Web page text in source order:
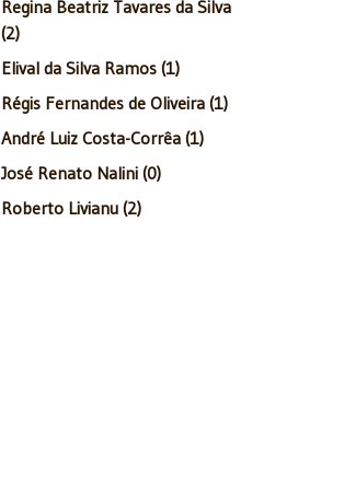
Regina Beatriz Tavares da Silva
(2)
Elival da Silva Ramos (1)
Régis Fernandes de Oliveira (1)
André Luiz Costa-Corrêa (1)
José Renato Nalini (0)
Roberto Livianu (2)